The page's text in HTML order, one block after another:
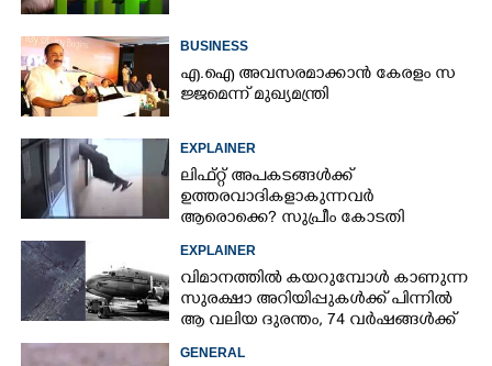
BUSINESS
എ.​ഐ​ ​അ​വ​സ​ര​മാ​ക്കാൻ കേ​ര​ളം​ ​സ​
ജ്ജ​മെ​ന്ന് ​മു​ഖ്യ​മ​ന്ത്രി
EXPLAINER
ലിഫ്റ്റ് അപകടങ്ങൾക്ക്
ഉത്തരവാദികളാകുന്നവർ
ആരൊക്കെ?​ സുപ്രീം കോടതി
EXPLAINER
വിമാനത്തിൽ കയറുമ്പോൾ കാണുന്ന
സുരക്ഷാ അറിയിപ്പുകൾക്ക് പിന്നിൽ
ആ വലിയ ദുരന്തം, 74 വർഷങ്ങൾക്ക്
GENERAL